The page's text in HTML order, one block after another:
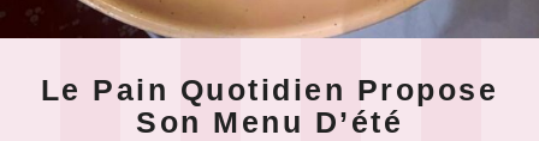
Le Pain Quotidien Propose
Son Menu D’été